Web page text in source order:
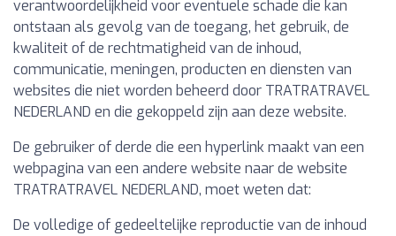
verantwoordelijkheid voor eventuele schade die kan
ontstaan als gevolg van de toegang, het gebruik, de
kwaliteit of de rechtmatigheid van de inhoud,
communicatie, meningen, producten en diensten van
websites die niet worden beheerd door TRATRATRAVEL
NEDERLAND en die gekoppeld zijn aan deze website.
De gebruiker of derde die een hyperlink maakt van een
webpagina van een andere website naar de website
TRATRATRAVEL NEDERLAND, moet weten dat:
De volledige of gedeeltelijke reproductie van de inhoud